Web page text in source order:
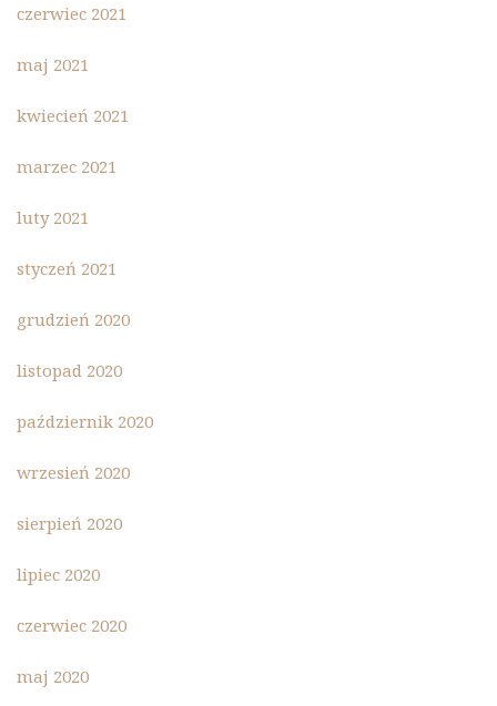
czerwiec 2021
maj 2021
kwiecień 2021
marzec 2021
luty 2021
styczeń 2021
grudzień 2020
listopad 2020
październik 2020
wrzesień 2020
sierpień 2020
lipiec 2020
czerwiec 2020
maj 2020